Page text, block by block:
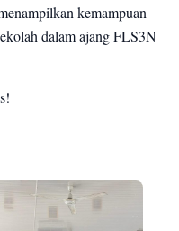
kemampuan
dalam ajang FLS3N